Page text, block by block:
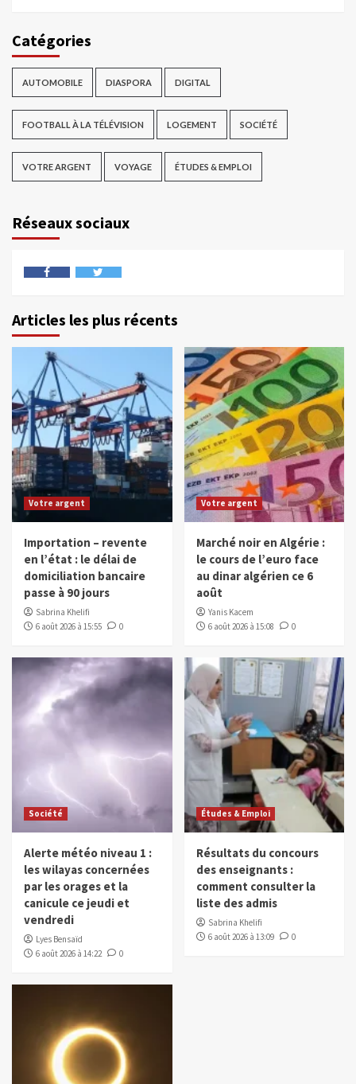
Catégories
AUTOMOBILE DIASPORA DIGITAL
FOOTBALL À LA TÉLÉVISION LOGEMENT SOCIÉTÉ
VOTRE ARGENT VOYAGE ÉTUDES & EMPLOI
Réseaux sociaux
Articles les plus récents
Votre argent
Importation – revente
en l’état : le délai de
domiciliation bancaire
passe à 90 jours
Sabrina Khelifi
6 août 2026 à 15:55
0
Votre argent
Marché noir en Algérie :
le cours de l’euro face
au dinar algérien ce 6
août
Yanis Kacem
6 août 2026 à 15:08
0
Société
Alerte météo niveau 1 :
les wilayas concernées
par les orages et la
canicule ce jeudi et
vendredi
Lyes Bensaïd
6 août 2026 à 14:22
0
Études & Emploi
Résultats du concours
des enseignants :
comment consulter la
liste des admis
Sabrina Khelifi
6 août 2026 à 13:09
0